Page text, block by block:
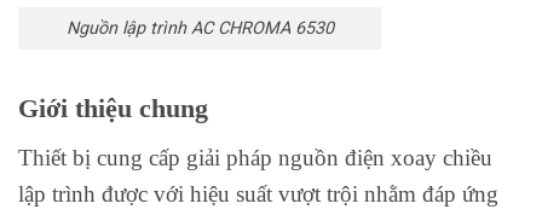
Nguồn lập trình AC CHROMA 6530
Giới thiệu chung
Thiết bị cung cấp giải pháp nguồn điện xoay chiều
lập trình được với hiệu suất vượt trội nhằm đáp ứng